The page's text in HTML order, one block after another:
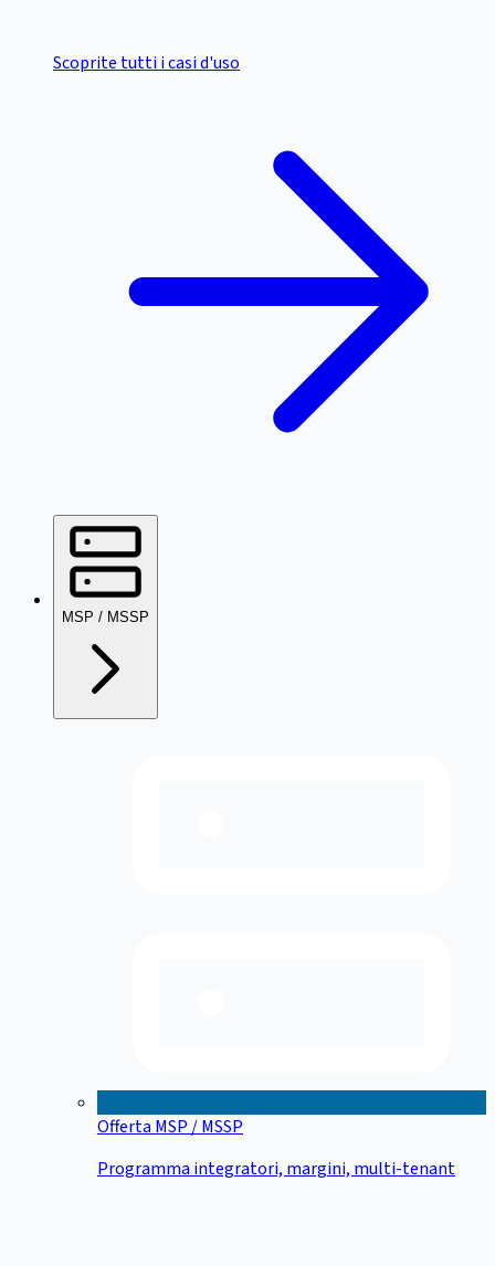
Scoprite tutti i casi d'uso
MSP / MSSP
Offerta MSP / MSSP
Programma integratori, margini, multi-tenant